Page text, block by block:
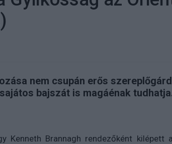
nem csupán erős
bajszát is magáénak
Kenneth Brannagh rendezőként kilépett